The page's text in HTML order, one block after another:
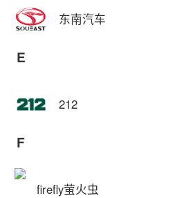
东南汽车
E
212
F
firefly萤火虫